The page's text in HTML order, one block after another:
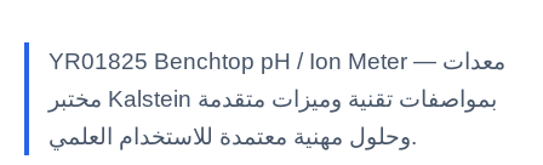
YR01825 Benchtop pH / Ion Meter — معدات
مختبر Kalstein بمواصفات تقنية وميزات متقدمة
وحلول مهنية معتمدة للاستخدام العلمي.